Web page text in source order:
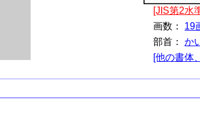
[JIS第2水
画数： 19
部首：か
[他の書体